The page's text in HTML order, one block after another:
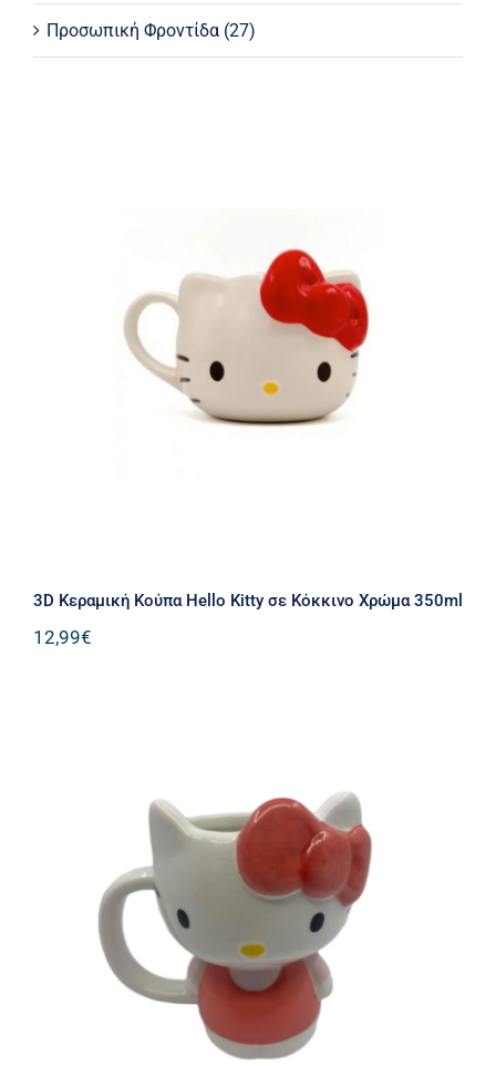
Προσωπική Φροντίδα (27)
3D Κεραμική Κούπα Hello Kitty σε
Κόκκινο Χρώμα 350ml
3D Κεραμική Κούπα Hello Kitty σε Κόκκινο Χρώμα 350ml
12,99€
3D Κεραμική Κούπα Hello Kitty σε
ροζ Χρώμα 450ml